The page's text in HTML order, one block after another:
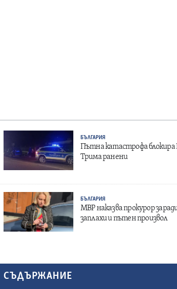
БЪЛГАРИЯ
Пътна катастрофа блокира
Трима ранени
БЪЛГАРИЯ
МВР наказва прокурор
заплахи и пътен произвол
СЪДЪРЖАНИЕ